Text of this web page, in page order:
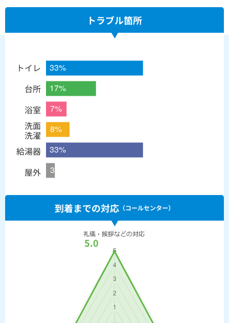
トラブル箇所
トイレ
台所
浴室
洗面
洗濯
給湯器
屋外
到着までの対応 （コールセンター）
5.0